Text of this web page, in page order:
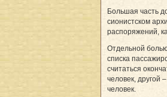
Большая часть
сионистском
распоряжений,
Отдельной
списка
считаться
человек, другой
человек.